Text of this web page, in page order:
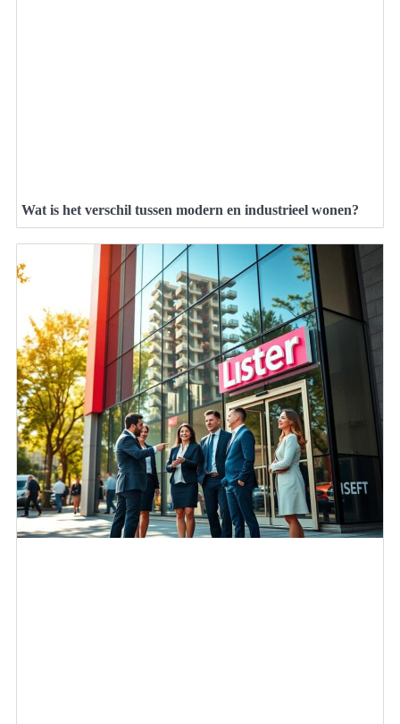
Wat is het verschil tussen modern en industrieel wonen?